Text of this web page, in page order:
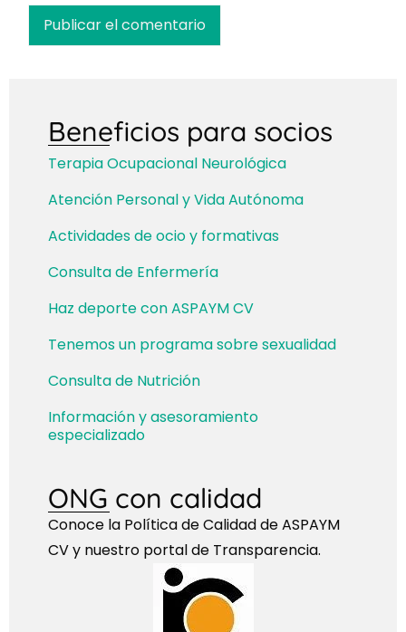
Beneficios para socios
Terapia Ocupacional Neurológica
Atención Personal y Vida Autónoma
Actividades de ocio y formativas
Consulta de Enfermería
Haz deporte con ASPAYM CV
Tenemos un programa sobre sexualidad
Consulta de Nutrición
Información y asesoramiento
especializado
ONG con calidad
Conoce la Política de Calidad de ASPAYM
CV y nuestro portal de Transparencia.